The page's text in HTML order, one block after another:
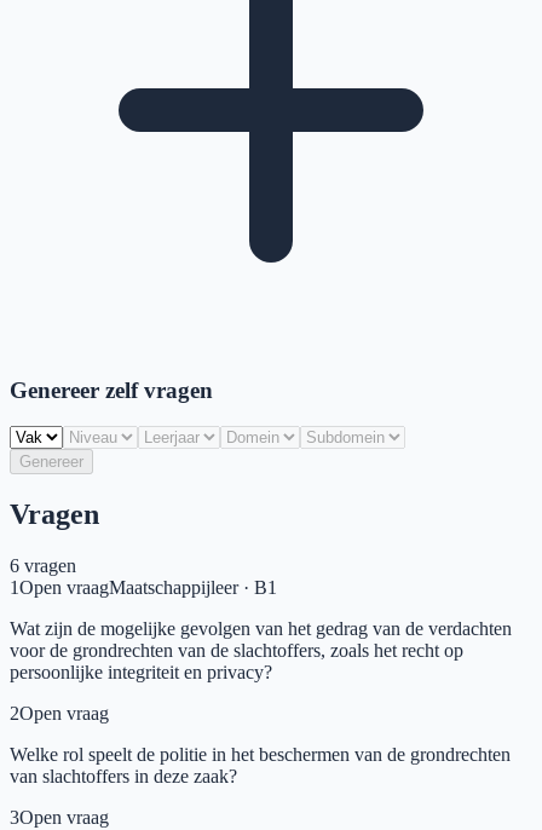
Genereer zelf vragen
Genereer
Vragen
6 vragen
1Open vraagMaatschappijleer· B1
Wat zijn de mogelijke gevolgen van het gedrag van de verdachten
voor de grondrechten van de slachtoffers, zoals het recht op
persoonlijke integriteit en privacy?
2Open vraag
Welke rol speelt de politie in het beschermen van de grondrechten
van slachtoffers in deze zaak?
3Open vraag